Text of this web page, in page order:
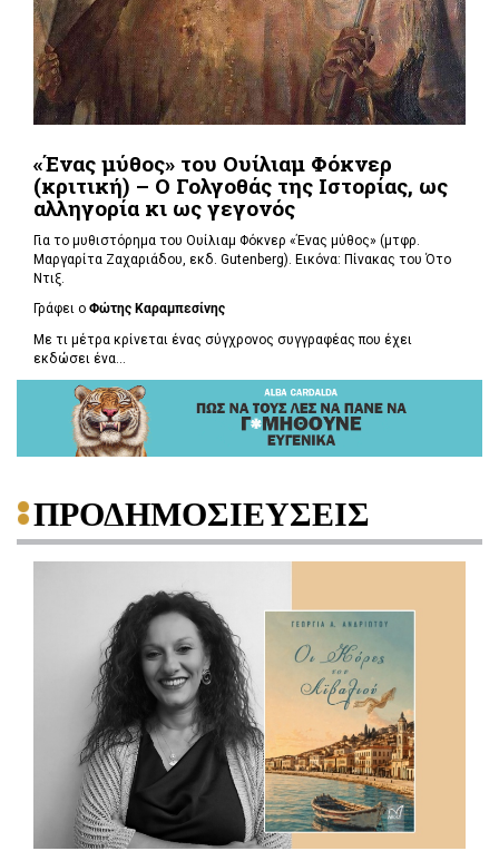
«Ένας μύθος» του Ουίλιαμ Φόκνερ
(κριτική) – Ο Γολγοθάς της Ιστορίας, ως
αλληγορία κι ως γεγονός
Για το μυθιστόρημα του Ουίλιαμ Φόκνερ «Ένας μύθος» (μτφρ.
Μαργαρίτα Ζαχαριάδου, εκδ. Gutenberg). Εικόνα: Πίνακας του Ότο
Ντιξ.
Γράφει ο Φώτης Καραμπεσίνης
Με τι μέτρα κρίνεται ένας σύγχρονος συγγραφέας που έχει
εκδώσει ένα...
ΠΡΟΔΗΜΟΣΙΕΥΣΕΙΣ